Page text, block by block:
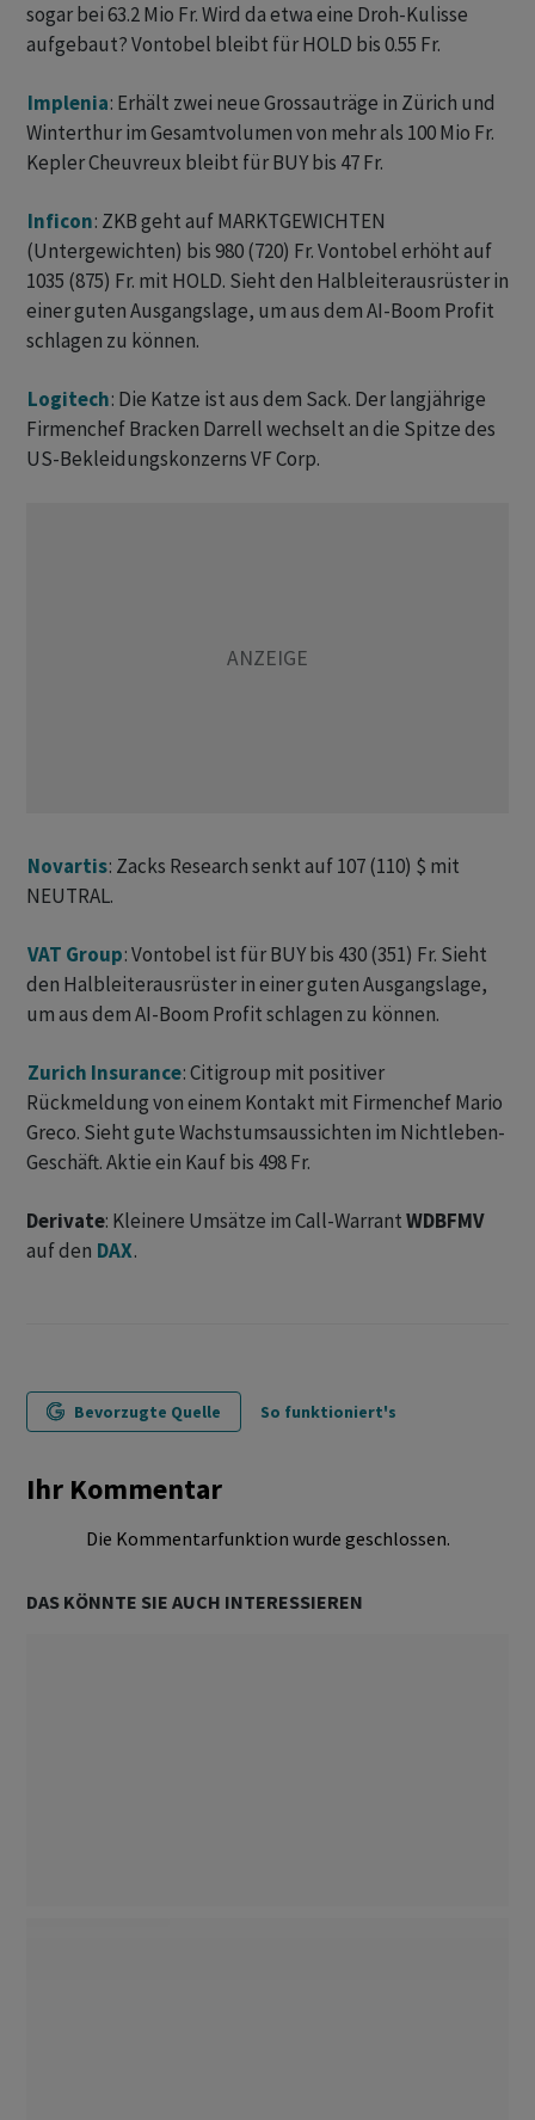
sogar bei 63.2 Mio Fr. Wird da etwa eine Droh-Kulisse
aufgebaut? Vontobel bleibt für HOLD bis 0.55 Fr.
Implenia: Erhält zwei neue Grossauträge in Zürich und
Winterthur im Gesamtvolumen von mehr als 100 Mio Fr.
Kepler Cheuvreux bleibt für BUY bis 47 Fr.
Inficon: ZKB geht auf MARKTGEWICHTEN
(Untergewichten) bis 980 (720) Fr. Vontobel erhöht auf
1035 (875) Fr. mit HOLD. Sieht den Halbleiterausrüster in
einer guten Ausgangslage, um aus dem AI-Boom Profit
schlagen zu können.
Logitech: Die Katze ist aus dem Sack. Der langjährige
Firmenchef Bracken Darrell wechselt an die Spitze des
US-Bekleidungskonzerns VF Corp.
Novartis: Zacks Research senkt auf 107 (110) $ mit
NEUTRAL.
VAT Group: Vontobel ist für BUY bis 430 (351) Fr. Sieht
den Halbleiterausrüster in einer guten Ausgangslage,
um aus dem AI-Boom Profit schlagen zu können.
Zurich Insurance: Citigroup mit positiver
Rückmeldung von einem Kontakt mit Firmenchef Mario
Greco. Sieht gute Wachstumsaussichten im Nichtleben-
Geschäft. Aktie ein Kauf bis 498 Fr.
Derivate: Kleinere Umsätze im Call-WarrantWDBFMV
auf den DAX.
Bevorzugte Quelle So funktioniert's
Ihr Kommentar
Die Kommentarfunktion wurde geschlossen.
DAS KÖNNTE SIE AUCH INTERESSIEREN